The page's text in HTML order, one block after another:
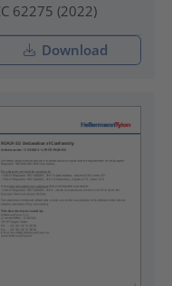
62275 (2022)
Download